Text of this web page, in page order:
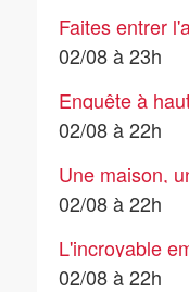
Faites entrer
Lacote, la
02/08 à 23h
Enquête à
02/08 à 22h
Une maison,
02/08 à 22h
L'incroyable
02/08 à 22h